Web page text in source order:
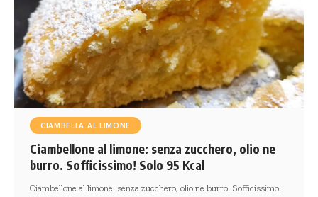
CIAMBELLA AL LIMONE
Ciambellone al limone: senza zucchero, olio ne
burro. Sofficissimo! Solo 95 Kcal
Ciambellone al limone: senza zucchero, olio ne burro. Sofficissimo!